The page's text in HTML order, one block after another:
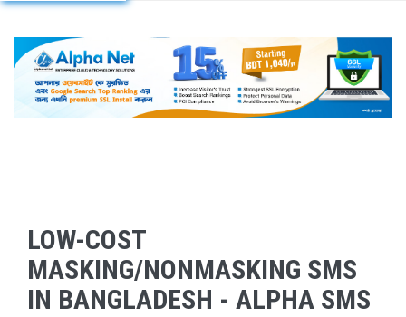
LOW-COST
MASKING/NONMASKING SMS
IN BANGLADESH - ALPHA SMS